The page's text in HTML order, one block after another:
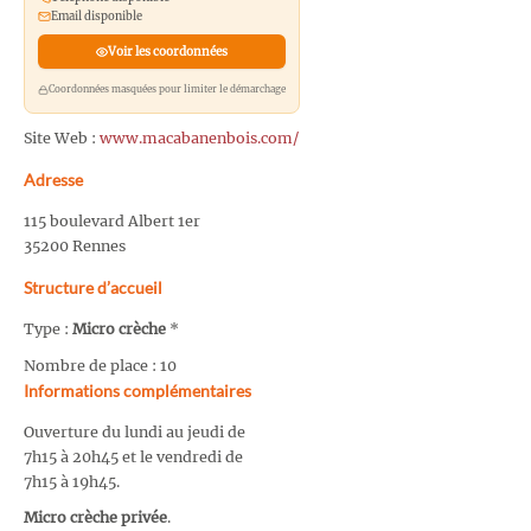
Email disponible
Voir les coordonnées
Coordonnées masquées pour limiter le démarchage
Site Web : www.macabanenbois.com/
Adresse
115 boulevard Albert 1er
35200 Rennes
Structure d’accueil
Type : Micro crèche *
Nombre de place : 10
Informations complémentaires
Ouverture du lundi au jeudi de
7h15 à 20h45 et le vendredi de
7h15 à 19h45.
Micro crèche privée.